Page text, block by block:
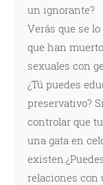
un ignorante?
Verás que se
que han
sexuales con
¿Tú puedes
preservativo?
controlar que
una gata en
relaciones con